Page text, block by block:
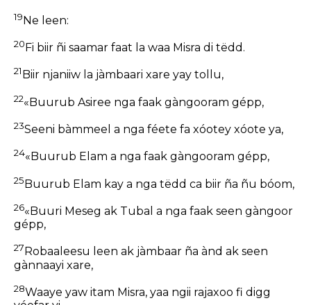
19Ne leen:
20 Fi biir ñi saamar faat la waa Misra di tëdd.
21 Biir njaniiw la jàmbaari xare yay tollu,
22«Buurub Asiree nga faak gàngooram gépp,
23Seeni bàmmeel a nga féete fa xóotey xóote ya,
24«Buurub Elam a nga faak gàngooram gépp,
25Buurub Elam kay a nga tëdd ca biir ña ñu bóom,
26«Buuri Meseg ak Tubal a nga faak seen gàngoor
gépp,
27 Robaaleesu leen ak jàmbaar ña ànd ak seen
gànnaayi xare,
28Waaye yaw itam Misra, yaa ngii rajaxoo fi digg